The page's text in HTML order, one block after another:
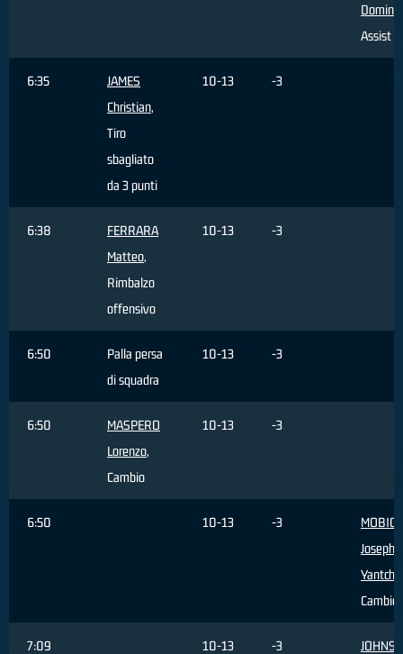
Assist
6:35
JAMES
Christian,
Tiro
sbagliato
da 3 punti
10-13 -3
6:38
FERRARA
Matteo,
Rimbalzo
offensivo
10-13 -3
6:50
Palla persa
di squadra
10-13 -3
6:50
MASPERO
Lorenzo,
Cambio
10-13 -3
6:50 10-13 -3
MOBIO
Joseph
Cambio
7:09 10-13 -3